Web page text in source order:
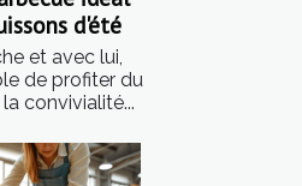
d'été
et avec lui,
de profiter du
convivialité...